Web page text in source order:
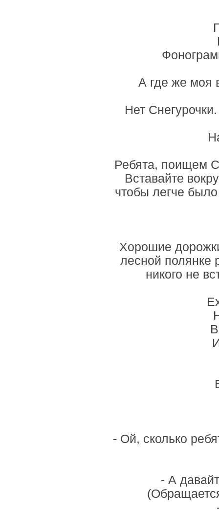
А где же моя
Нет
Ребята, поищем
Вставайте
чтобы легче
Хорошие
лесной полянке
никого не
- Ой, сколько
- А